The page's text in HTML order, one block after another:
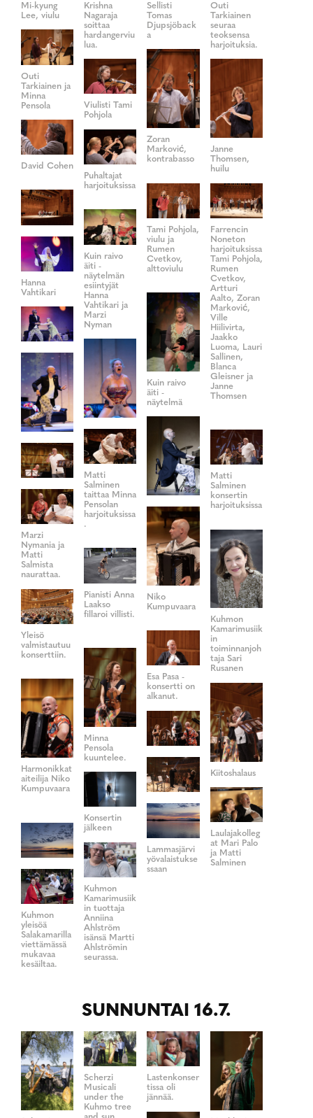
Mi-kyung
Lee, viulu
Krishna
Nagaraja
soittaa
hardangerviu
lua.
Sellisti
Tomas
Djupsjöback
a
Outi
Tarkiainen
seuraa
teoksensa
harjoituksia.
Outi
Tarkiainen ja
Minna
Pensola
Zoran
Marković,
kontrabasso
Viulisti Tami
Pohjola
Janne
Thomsen,
huilu
David Cohen
Puhaltajat
harjoituksissa
Tami Pohjola,
viulu ja
Rumen
Cvetkov,
alttoviulu
Farrencin
Noneton
harjoituksissa
Tami Pohjola,
Rumen
Cvetkov,
Artturi
Aalto, Zoran
Marković,
Ville
Hiilivirta,
Jaakko
Luoma, Lauri
Sallinen,
Blanca
Gleisner ja
Janne
Thomsen
Kuin raivo
äiti -
näytelmän
esiintyjät
Hanna
Vahtikari ja
Marzi
Nyman
Hanna
Vahtikari
Kuin raivo
äiti -
näytelmä
Matti
Salminen
taittaa Minna
Pensolan
harjoituksissa
.
Matti
Salminen
konsertin
harjoituksissa
Marzi
Nymania ja
Matti
Salmista
naurattaa.
Niko
Kumpuvaara
Kuhmon
Kamarimusiik
in
toiminnanjoh
taja Sari
Rusanen
Pianisti Anna
Laakso
fillaroi villisti.
Yleisö
valmistautuu
konserttiin.
Esa Pasa -
konsertti on
alkanut.
Minna
Pensola
kuuntelee.
Harmonikkat
aiteilija Niko
Kumpuvaara
Kiitoshalaus
Konsertin
jälkeen
Laulajakolleg
at Mari Palo
ja Matti
Salminen
Lammasjärvi
yövalaistukse
ssaan
Kuhmon
Kamarimusiik
in tuottaja
Anniina
Ahlström
isänsä Martti
Ahlströmin
seurassa.
Kuhmon
yleisöä
Salakamarilla
viettämässä
mukavaa
kesäiltaa.
SUNNUNTAI 16.7.
Scherzi
Musicali
under the
Kuhmo tree
Lastenkonser
tissa oli
jännää.